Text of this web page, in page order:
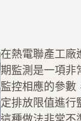
在熱電聯產工廠
期監測是一項非
監控相應的參數
定排放限值進行